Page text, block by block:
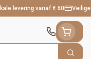
levering vanaf € 60
Zoek